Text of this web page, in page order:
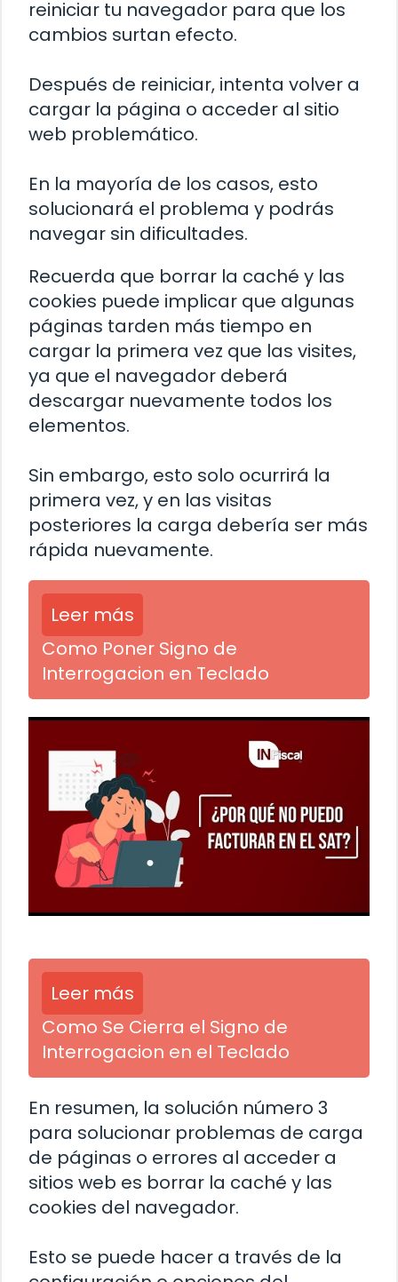
reiniciar tu navegador para que los
cambios surtan efecto.
Después de reiniciar, intenta volver a
cargar la página o acceder al sitio
web problemático.
En la mayoría de los casos, esto
solucionará el problema y podrás
navegar sin dificultades.
Recuerda que borrar la caché y las
cookies puede implicar que algunas
páginas tarden más tiempo en
cargar la primera vez que las visites,
ya que el navegador deberá
descargar nuevamente todos los
elementos.
Sin embargo, esto solo ocurrirá la
primera vez, y en las visitas
posteriores la carga debería ser más
rápida nuevamente.
Leer más
Como Poner Signo de
Interrogacion en Teclado
Leer más
Como Se Cierra el Signo de
Interrogacion en el Teclado
En resumen, la solución número 3
para solucionar problemas de carga
de páginas o errores al acceder a
sitios web es borrar la caché y las
cookies del navegador.
Esto se puede hacer a través de la